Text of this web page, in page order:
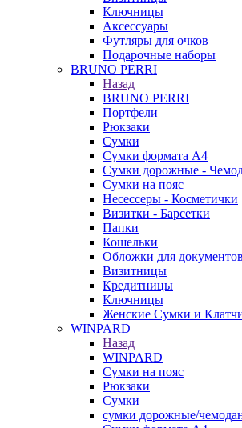
Ключницы
Аксессуары
Футляры для очков
Подарочные наборы
BRUNO PERRI
Назад
BRUNO PERRI
Портфели
Рюкзаки
Сумки
Сумки формата А4
Сумки дорожные -
Сумки на пояс
Несессеры - Косметички
Визитки - Барсетки
Папки
Кошельки
Обложки для документов
Визитницы
Кредитницы
Ключницы
Женские Сумки и
WINPARD
Назад
WINPARD
Сумки на пояс
Рюкзаки
Сумки
сумки дорожные/